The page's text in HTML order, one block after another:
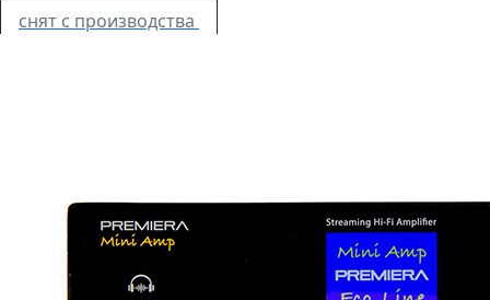
снят с производства